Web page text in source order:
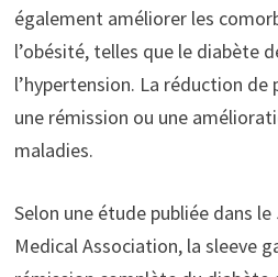
également améliorer les
l’obésité, telles que le diabète
l’hypertension. La réduction
une rémission ou une
maladies.
Selon une étude publiée dans
Medical Association, la sleeve